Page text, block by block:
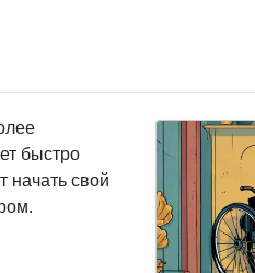
быстро
начать свой